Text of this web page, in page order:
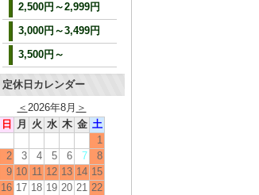
2,500円～2,999円
3,000円～3,499円
3,500円～
定休日カレンダー
＜ 2026年8月 ＞
日
月 火 水 木 金 土
1
2
3 4 5 6 7
8
9 10 11 12 13 14 15
16 17 18 19 20 21 22